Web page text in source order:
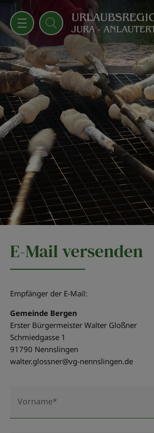
E-Mail versenden
Empfänger der E-Mail:
Gemeinde Bergen
Erster Bürgermeister Walter Gloßner
Schmiedgasse 1
91790 Nennslingen
walter.glossner@vg-nennslingen.de
Vorname*